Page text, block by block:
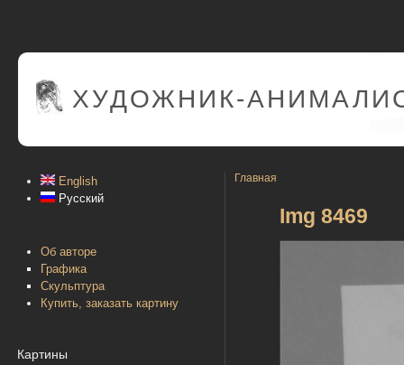
ХУДОЖНИК-
English
Русский
Об авторе
Графика
Скульптура
Купить, заказать картину
Картины
Главная
Img 8469